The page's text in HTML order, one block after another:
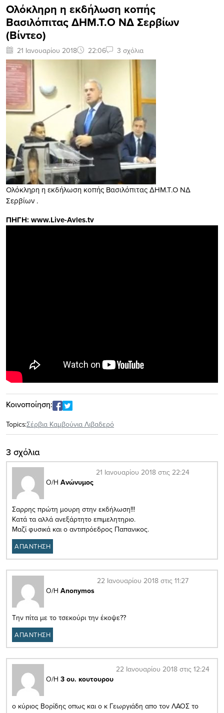
Ολόκληρη η εκδήλωση κοπής
Βασιλόπιτας ΔΗΜ.Τ.Ο ΝΔ Σερβίων
(Βίντεο)
21 Ιανουαρίου 2018 22:06 3 σχόλια
Ολόκληρη η εκδήλωση κοπής Βασιλόπιτας ΔΗΜ.Τ.Ο ΝΔ
Σερβίων .
ΠΗΓΗ: www.Live-Avles.tv
Κοινοποίηση:
Topics:Σέρβια Καμβούνια Λιβαδερό
3 σχόλια
Ο/Η Ανώνυμος
21 Ιανουαρίου 2018 στις 22:24
Σαρρης πρώτη μουρη στην εκδήλωση!!!
Κατά τα αλλά ανεξάρτητο επιμελητηριο.
Μαζί φυσικά και ο αντιπρόεδρος Παπανικος.
ΑΠΑΝΤΗΣΗ
Ο/Η Anonymos
22 Ιανουαρίου 2018 στις 11:27
Την πίτα με το τσεκούρι την έκοψε??
ΑΠΑΝΤΗΣΗ
Ο/Η 3 ου. κουτουρου
22 Ιανουαρίου 2018 στις 12:24
ο κύριος Βορίδης οπως και ο κ Γεωργιάδη απο τον ΛΑΟΣ το